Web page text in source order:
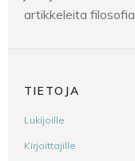
artikkeleita
TIETOJA
Lukijoille
Kirjoittajille